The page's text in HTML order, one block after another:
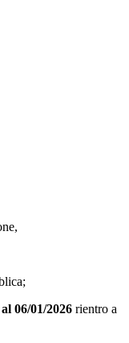
al 06/01/2026 rientro a